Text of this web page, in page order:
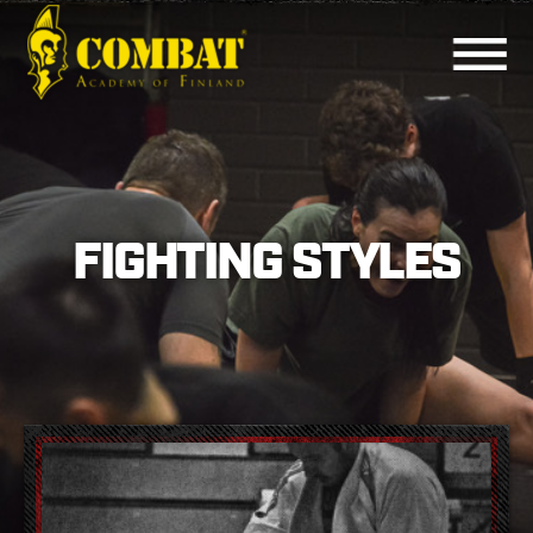
COMBAT ACADEMY
FIGHTING STYLES
BASIC COURSES
OTHER COURSES
INSTRUCTORS
TRAINING SCHEDULE
PRICES
FIGHTING STYLES